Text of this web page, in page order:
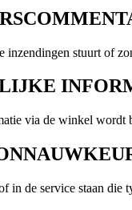
inzendingen stuurt of
via de winkel wordt
in de service staan